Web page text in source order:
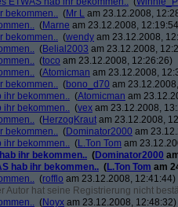
bekommen.. (Mr L am 23.12.2008,
(Marne am 23.12.2008,
bekommen.. (wendy am 23.12.2008,
(Belial2003 am 23.12.2008,
(toco am 23.12.2008, 12:26:26)
(Atomicman am 23.12.2008,
bekommen.. (bono_d70 am
ihr bekommen.. (Atomicman am
ihr bekommen.. (vex am 23.12.2008,
(HerzogKraut am 23.12.2008,
bekommen.. (Dominator2000 am
ihr bekommen.. (L.Ton Tom am
ihr bekommen.. (Dominator2000
hab ihr bekommen.. (L.Ton Tom am
(rofflo am 23.12.2008, 12:41:44)
Autor hat seine Registrierung nicht
(Noyx am 23.12.2008, 12:48:32)